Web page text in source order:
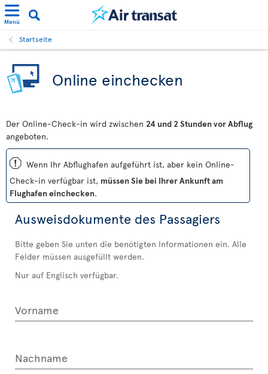
Menü
Startseite
Online einchecken
Der Online-Check-in wird zwischen 24 und 2 Stunden vor Abflug
angeboten.
ü Wenn Ihr Abflughafen aufgeführt ist, aber kein Online-
Check-in verfügbar ist, müssen Sie bei Ihrer Ankunft am
Flughafen einchecken.
Ausweisdokumente des Passagiers
Bitte geben Sie unten die benötigten Informationen ein. Alle
Felder müssen ausgefüllt werden.
Nur auf Englisch verfügbar.
Vorname
Nachname